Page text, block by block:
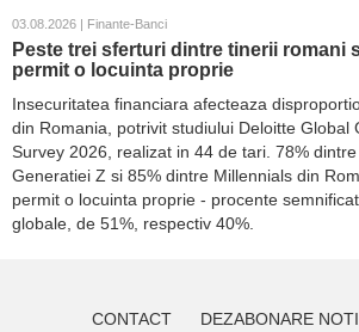
03.08.2026 | Finante-Banci
Peste trei sferturi dintre tinerii romani
permit o locuinta proprie
Insecuritatea financiara afecteaza
din Romania, potrivit studiului Deloitte Global
Survey 2026, realizat in 44 de tari. 78%
Generatiei Z si 85% dintre Millennials din
permit o locuinta proprie - procente
globale, de 51%, respectiv 40%.
CONTACT DEZABONARE